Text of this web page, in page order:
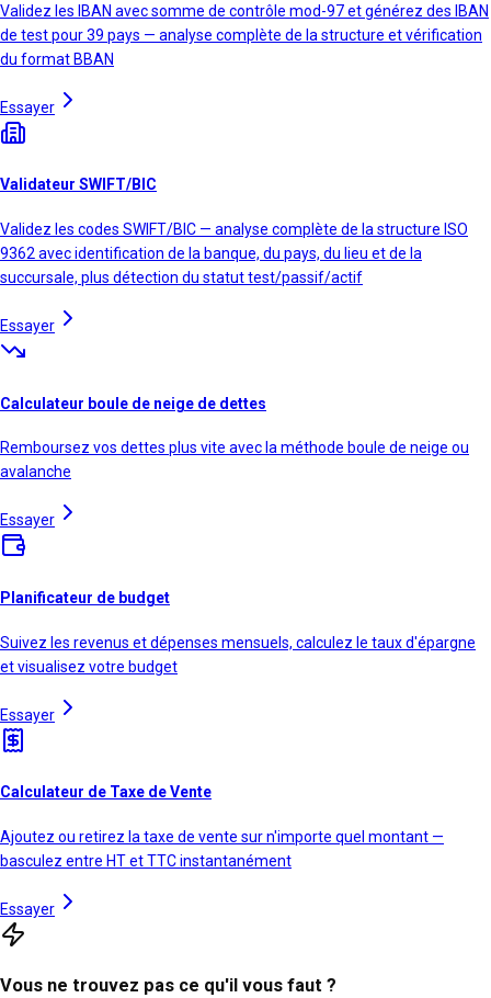
Validez les IBAN avec somme de contrôle mod-97 et générez des IBAN
de test pour 39 pays — analyse complète de la structure et vérification
du format BBAN
Essayer
Validateur SWIFT/BIC
Validez les codes SWIFT/BIC — analyse complète de la structure ISO
9362 avec identification de la banque, du pays, du lieu et de la
succursale, plus détection du statut test/passif/actif
Essayer
Calculateur boule de neige de dettes
Remboursez vos dettes plus vite avec la méthode boule de neige ou
avalanche
Essayer
Planificateur de budget
Suivez les revenus et dépenses mensuels, calculez le taux d'épargne
et visualisez votre budget
Essayer
Calculateur de Taxe de Vente
Ajoutez ou retirez la taxe de vente sur n'importe quel montant —
basculez entre HT et TTC instantanément
Essayer
Vous ne trouvez pas ce qu'il vous faut ?